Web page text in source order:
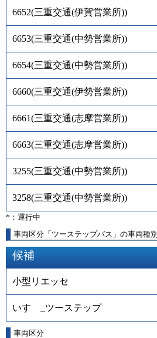
6652(三重交通(伊賀営業所))
6653(三重交通(中勢営業所))
6654(三重交通(中勢営業所))
6660(三重交通(伊勢営業所))
6661(三重交通(志摩営業所))
6663(三重交通(志摩営業所))
3255(三重交通(中勢営業所))
3258(三重交通(中勢営業所))
*：運行中
車両区分「ツーステップバス」の車両種別
候補
小型リエッセ
いすゞ_ツーステップ
車両区分